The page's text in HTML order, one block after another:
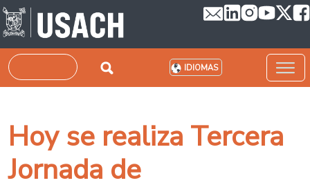
Pasar al contenido principal
Buscar IDIOMAS
Hoy se realiza Tercera
Jornada de